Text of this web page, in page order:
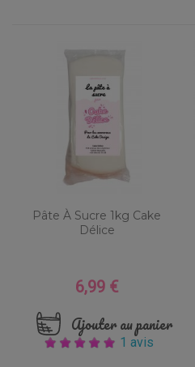
Pâte À Sucre 1kg Cake
Délice
Prix
6,99 €
Ajouter au panier
1 avis